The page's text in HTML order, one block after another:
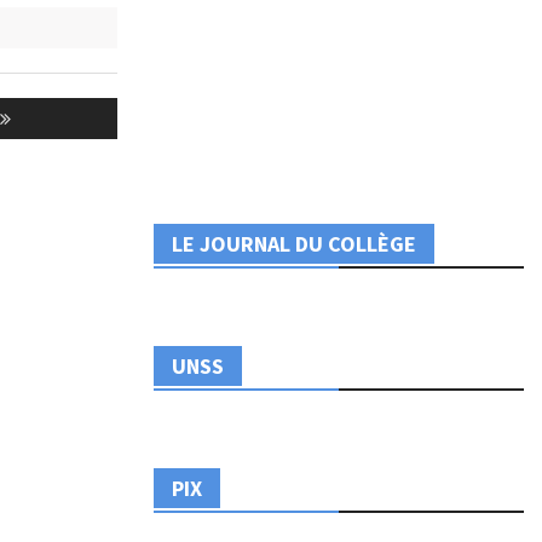
LE JOURNAL DU COLLÈGE
UNSS
PIX